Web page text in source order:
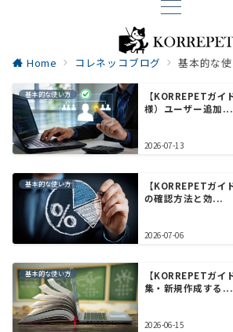
Home コレネッコブログ 基本的な
基本的な使い方
【KORREPETガ
様）ユーザー追加...
2026-07-13
基本的な使い方
【KORREPETガ
の確認方法と効...
2026-07-06
基本的な使い方
【KORREPETガ
集・新規作成する...
2026-06-15